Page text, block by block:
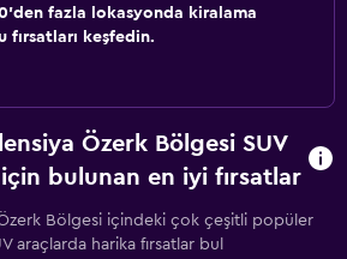
fazla lokasyonda kiralama
fırsatları keşfedin.
Özerk Bölgesi SUV
bulunan en iyi fırsatlar
Bölgesi içindeki çok çeşitli popüler
araçlarda harika fırsatlar bul